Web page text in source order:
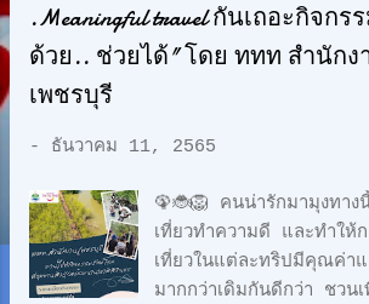
.Meaningful​ travel​ กันเถอะกิจกร
ด้วย.. ช่วยได้" โดย​ ททท​ สำนักง
เพชรบุรี
- ธันวาคม 11, 2565
🦚🐞🦁 คนน่ารักมามุงทา
เที่ยวทำความดี​ และทำให้ก
เที่ยวในแต่ละทริปมีคุณค่า
มากกว่าเดิมกันดีกว่า​ ชวน